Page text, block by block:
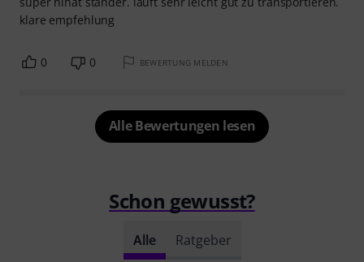
klare empfehlung
0 0 BEWERTUNG MELDEN
Alle Bewertungen lesen
Schon gewusst?
Alle Ratgeber